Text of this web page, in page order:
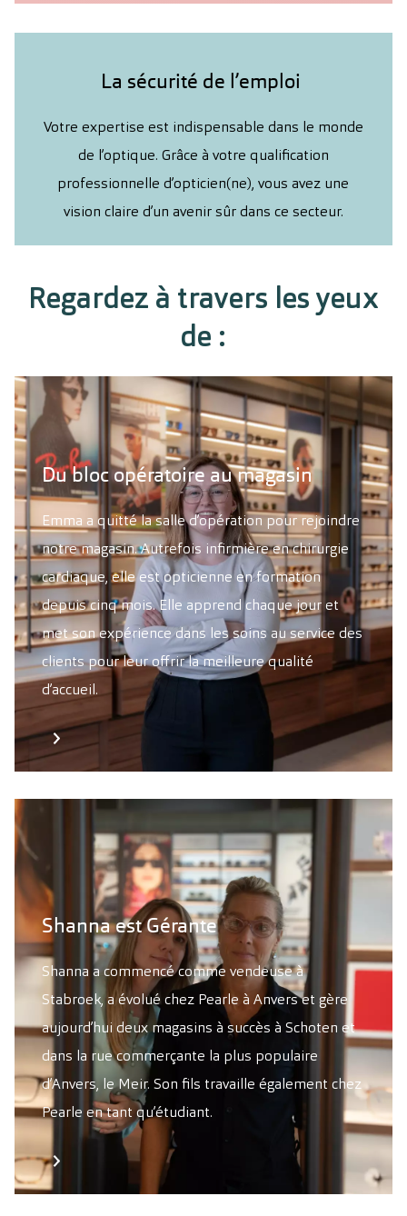
La sécurité de l’emploi
Votre expertise est indispensable dans le monde
de l’optique. Grâce à votre qualification
professionnelle d’opticien(ne), vous avez une
vision claire d’un avenir sûr dans ce secteur.
Regardez à travers les yeux
de :
Du bloc opératoire au magasin
Emma a quitté la salle d’opération pour rejoindre
notre magasin. Autrefois infirmière en chirurgie
cardiaque, elle est opticienne en formation
depuis cinq mois. Elle apprend chaque jour et
met son expérience dans les soins au service des
clients pour leur offrir la meilleure qualité
d’accueil.
Shanna est Gérante
Shanna a commencé comme vendeuse à
Stabroek, a évolué chez Pearle à Anvers et gère
aujourd’hui deux magasins à succès à Schoten et
dans la rue commerçante la plus populaire
d’Anvers, le Meir. Son fils travaille également chez
Pearle en tant qu’étudiant.